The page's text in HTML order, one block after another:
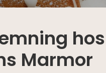
hos
Marmor